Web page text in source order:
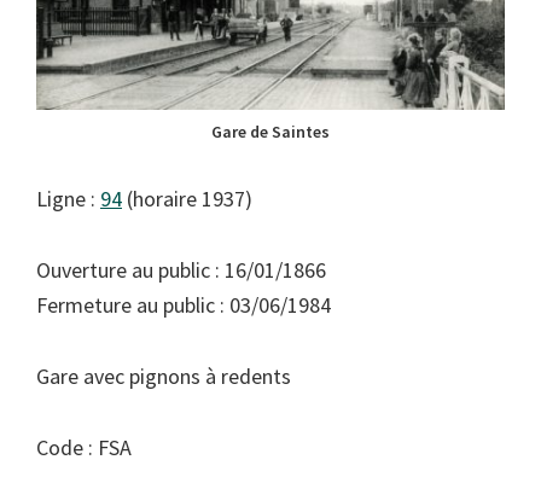
Gare de Saintes
Ligne : 94 (horaire 1937)
Ouverture au public : 16/01/1866
Fermeture au public : 03/06/1984
Gare avec pignons à redents
Code : FSA